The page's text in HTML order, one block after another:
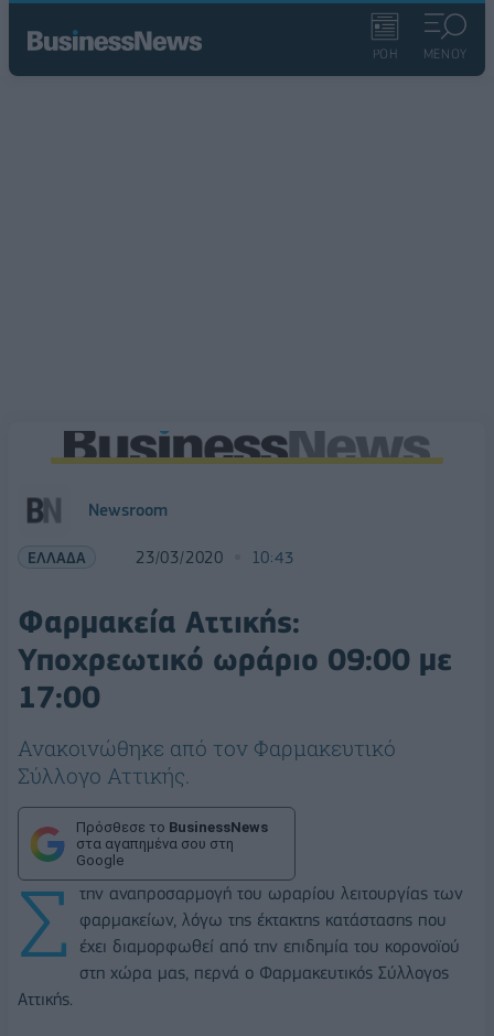
ΡΟΗ ΜΕΝΟΥ
Newsroom
ΕΛΛΑΔΑ 23/03/2020 10:43
Φαρμακεία Αττικής:
Υποχρεωτικό ωράριο 09:00 με
17:00
Ανακοινώθηκε από τον Φαρμακευτικό
Σύλλογο Αττικής.
Πρόσθεσε το BusinessNews
στα αγαπημένα σου στη
Google
Σ την αναπροσαρμογή του ωραρίου λειτουργίας των
φαρμακείων, λόγω της έκτακτης κατάστασης που
έχει διαμορφωθεί από την επιδημία του κορονοϊού
στη χώρα μας, περνά ο Φαρμακευτικός Σύλλογος
Αττικής.